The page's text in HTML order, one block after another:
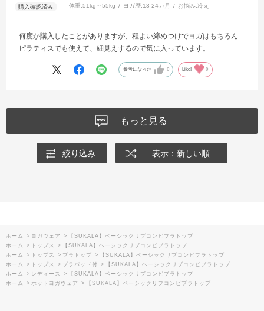
体重:51kg～55kg ヨガ歴:13-24カ月 お悩み:冷え
何度か購入したことがありますが、程よい締めつけでヨガはもちろん
ピラティスでも使えて、細見えするので気に入っています。
参考になった 0 Like! 0
もっと見る
絞り込み 表示：新しい順
ホーム > ヨガウェア >
【SUKALA】ベーシックリブコンビブラトップ
ホーム
> トップス >
【SUKALA】ベーシックリブコンビブラトップ
ホーム
> トップス > ブラトップ >
【SUKALA】ベーシックリブコンビブラトップ
ホーム
> トップス > ブラパッド付 >
【SUKALA】ベーシックリブコンビブラトップ
ホーム
> レディース >
【SUKALA】ベーシックリブコンビブラトップ
ホーム
> ホットヨガウェア > 【SUKALA】ベーシックリブコンビブラトップ